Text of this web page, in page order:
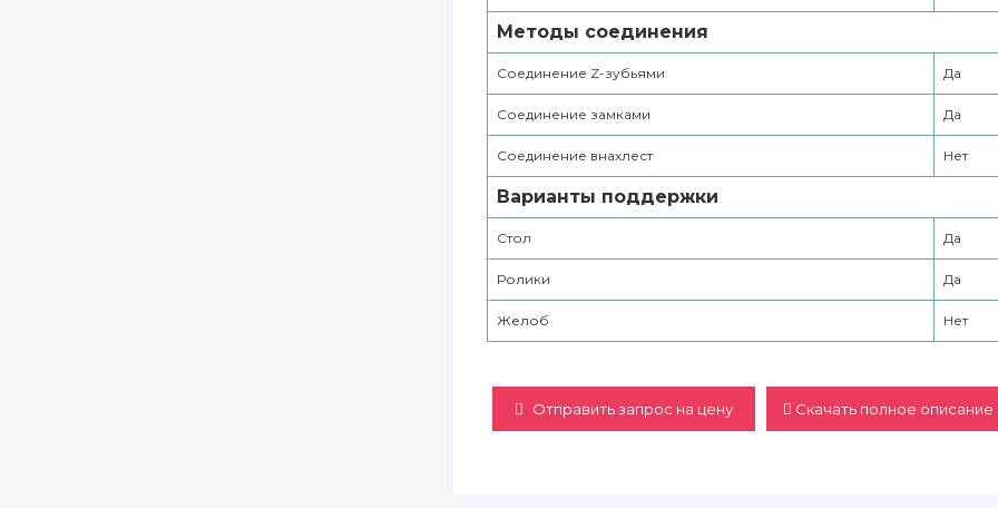
Методы соединения
Соединение Z-зубьями Да
Соединение замками Да
Соединение внахлест Нет
Варианты поддержки
Стол Да
Ролики Да
Желоб Нет
Отправить запрос на цену Скачать полное описание